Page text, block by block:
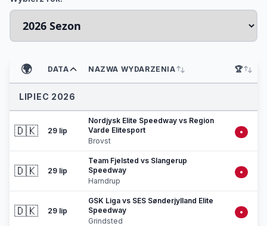
🌍 DATA NAZWA WYDARZENIA 🏆
LIPIEC 2026
🇩🇰 29 lip
Nordjysk Elite Speedway vs Region
Varde Elitesport
Brovst
•
🇩🇰 29 lip
Team Fjelsted vs Slangerup
Speedway
Harndrup
•
🇩🇰 29 lip
GSK Liga vs SES Sønderjylland Elite
Speedway
Grindsted
•